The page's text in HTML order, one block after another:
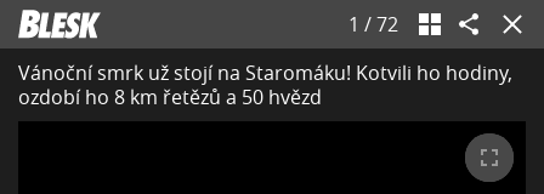
1 /72
Vánoční smrk už stojí na Staromáku! Kotvili ho hodiny,
ozdobí ho 8 km řetězů a 50 hvězd